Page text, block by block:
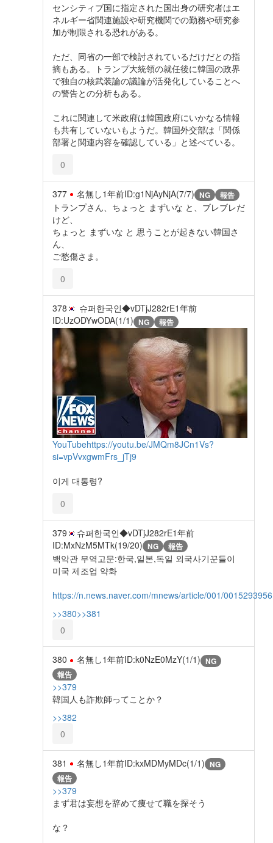
センシティブ国に指定された国出身の研究者はエ
ネルギー省関連施設や研究機関での勤務や研究参
加が制限される恐れがある。
ただ、同省の一部で検討されているだけだとの指
摘もある。トランプ大統領の就任後に韓国の政界
で独自の核武装論の議論が活発化していることへ
の警告との分析もある。
これに関連して米政府は韓国政府にいかなる情報
も共有していないもようだ。韓国外交部は「関係
部署と関連内容を確認している」と述べている。
0
377 名無し1年前ID:g1NjAyNjA(7/7) NG 報告
トランプさん、ちょっと まずいな と、ブレブレだ
けど、
ちょっと まずいな と 思うことが起きない韓国さ
ん、
ご愁傷さま。
0
378 슈퍼한국인◆vDTjJ282rE1年前
ID:UzODYwODA(1/1) NG 報告
YouTubehttps://youtu.be/JMQm8JCn1Vs?
si=vpVvxgwmFrs_jTj9
이게 대통령?
0
379 슈퍼한국인◆vDTjJ282rE1年前
ID:MxNzM5MTk(19/20) NG 報告
백악관 무역고문:한국,일본,독일 외국사기꾼들이
미국 제조업 약화
https://n.news.naver.com/mnews/article/001/0015293956
>>380>>381
0
380 名無し1年前ID:k0NzE0MzY(1/1) NG
報告
>>379
韓国人も詐欺師ってことか？
>>382
0
381 名無し1年前ID:kxMDMyMDc(1/1) NG
報告
>>379
まず君は妄想を辞めて痩せて職を探そう
な？